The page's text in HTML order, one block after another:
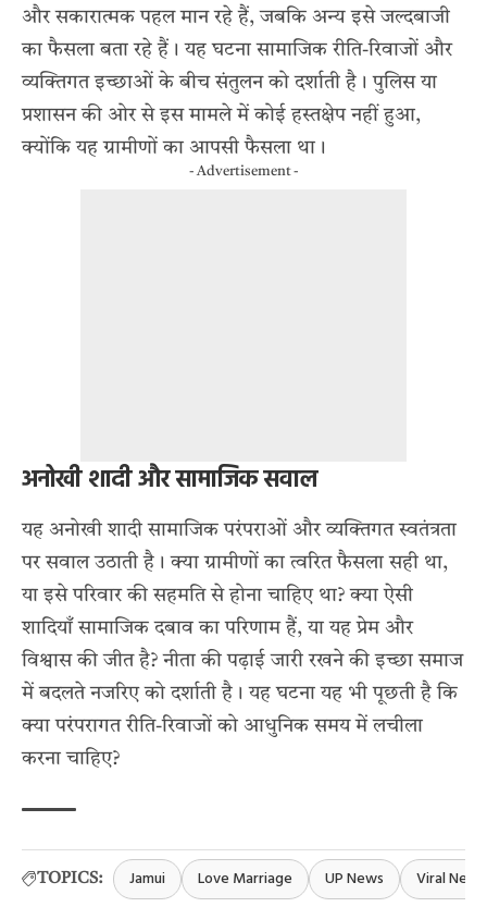
और सकारात्मक पहल मान रहे हैं, जबकि अन्य इसे जल्दबाजी
का फैसला बता रहे हैं। यह घटना सामाजिक रीति-रिवाजों और
व्यक्तिगत इच्छाओं के बीच संतुलन को दर्शाती है। पुलिस या
प्रशासन की ओर से इस मामले में कोई हस्तक्षेप नहीं हुआ,
क्योंकि यह ग्रामीणों का आपसी फैसला था।
- Advertisement -
अनोखी शादी और सामाजिक सवाल
यह अनोखी शादी सामाजिक परंपराओं और व्यक्तिगत स्वतंत्रता
पर सवाल उठाती है। क्या ग्रामीणों का त्वरित फैसला सही था,
या इसे परिवार की सहमति से होना चाहिए था? क्या ऐसी
शादियाँ सामाजिक दबाव का परिणाम हैं, या यह प्रेम और
विश्वास की जीत है? नीता की पढ़ाई जारी रखने की इच्छा समाज
में बदलते नजरिए को दर्शाती है। यह घटना यह भी पूछती है कि
क्या परंपरागत रीति-रिवाजों को आधुनिक समय में लचीला
करना चाहिए?
TOPICS: Jamui Love Marriage UP News Viral News